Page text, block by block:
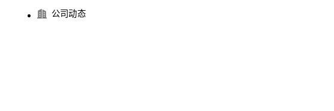
公司动态